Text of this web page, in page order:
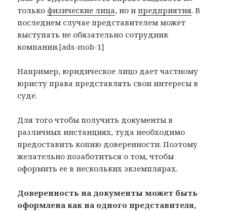
только физические лица, но ипредприятия. В
последнем случае представителем может
выступать не обязательно сотрудник
компании.[ads-mob-1]
Например, юридическое лицо дает частному
юристу права представлять свои интересы в
суде.
Для того чтобы получить документы в
различных инстанциях, туда необходимо
предоставить копию доверенности. Поэтому
желательно позаботиться о том, чтобы
оформить ее в нескольких экземплярах.
Доверенность на документы может быть
оформлена как на одного представителя,